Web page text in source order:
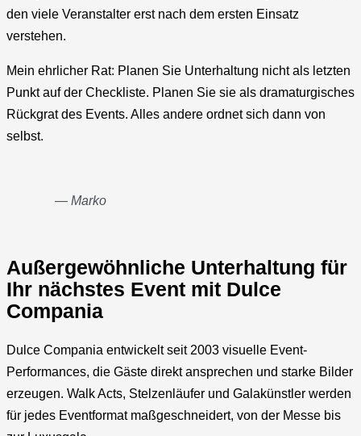
den viele Veranstalter erst nach dem ersten Einsatz
verstehen.
Mein ehrlicher Rat: Planen Sie Unterhaltung nicht als letzten
Punkt auf der Checkliste. Planen Sie sie als dramaturgisches
Rückgrat des Events. Alles andere ordnet sich dann von
selbst.
— Marko
Außergewöhnliche Unterhaltung für
Ihr nächstes Event mit Dulce
Compania
Dulce Compania entwickelt seit 2003 visuelle Event-
Performances, die Gäste direkt ansprechen und starke Bilder
erzeugen. Walk Acts, Stelzenläufer und Galakünstler werden
für jedes Eventformat maßgeschneidert, von der Messe bis